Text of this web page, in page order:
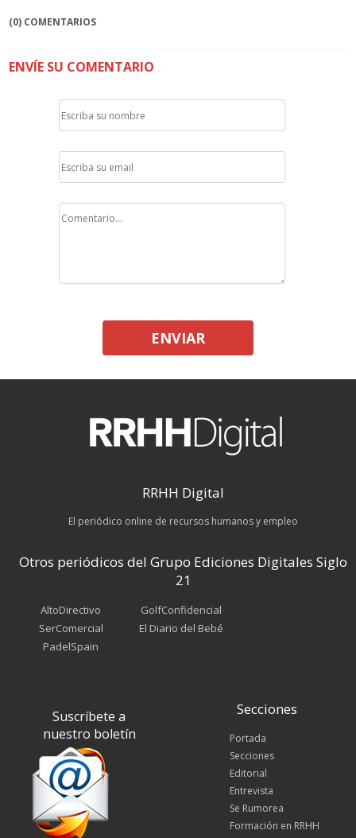
(0) COMENTARIOS
ENVÍE SU COMENTARIO
ENVIAR
RRHH Digital
El periódico online de recursos humanos y empleo
Otros periódicos del Grupo Ediciones Digitales Siglo
21
AltoDirectivo
SerComercial
PadelSpain
GolfConfidencial
El Diario del Bebé
Suscríbete a
nuestro boletín
Secciones
Portada
Secciones
Editorial
Entrevista
Se Rumorea
Formación en RRHH